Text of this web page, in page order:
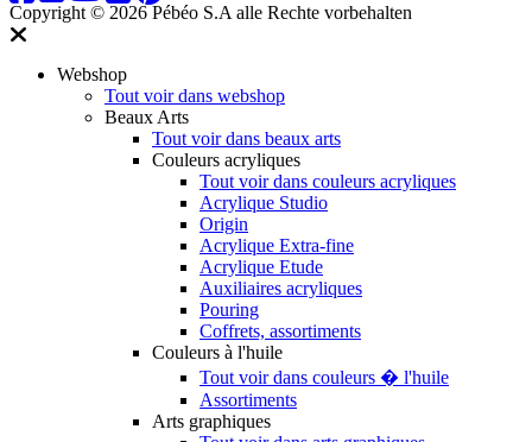
Copyright © 2026 Pébéo S.Aalle Rechte vorbehalten
Webshop
Tout voir dans webshop
Beaux Arts
Tout voir dans beaux arts
Couleurs acryliques
Tout voir dans couleurs acryliques
Acrylique Studio
Origin
Acrylique Extra-fine
Acrylique Etude
Auxiliaires acryliques
Pouring
Coffrets, assortiments
Couleurs à l'huile
Tout voir dans couleurs � l'huile
Assortiments
Arts graphiques